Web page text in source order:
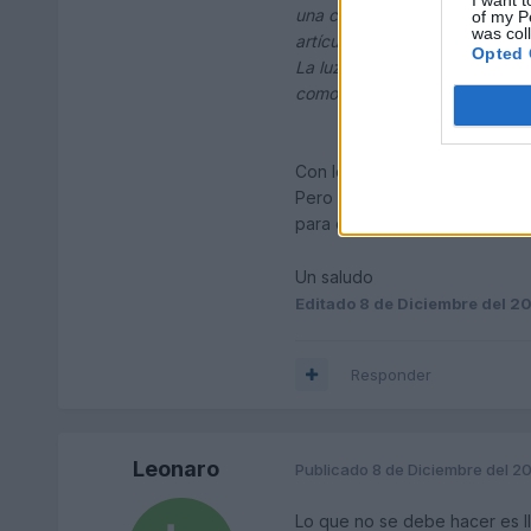
of my
was
Opted
una calzada de 6,50 metros
artículo 149 de este
La luz posterior de niebla
como en caso de niebla
Con lo cual yo deduzco que
Pero si es
de día y sólo está
para eso están, no?
Un saludo
Editado 8 de Diciembre del
Responder
Leonaro Publicado 8 de Diciembre del
Lo que no se debe hacer es